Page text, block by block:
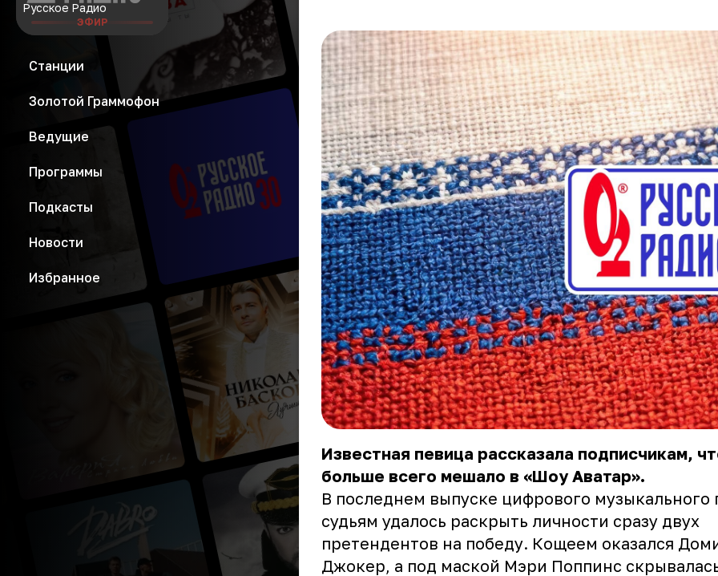
Русское Радио
ЭФИР
Станции
Золотой Граммофон
Ведущие
Программы
Подкасты
Новости
Избранное
Известная певица рассказала подписчикам,
больше всего мешало в «Шоу Аватар».
В последнем выпуске цифрового музыкального
судьям удалось раскрыть личности сразу двух
претендентов на победу. Кощеем оказался
Джокер, а под маской Мэри Поппинс